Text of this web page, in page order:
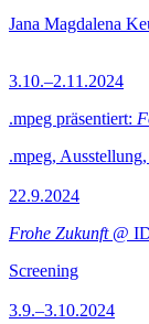
Jana Magdalena
3.10.–2.11.2024
.mpeg präsentiert:
.mpeg,
22.9.2024
Frohe Zukunft@
Screening
3.9.–3.10.2024